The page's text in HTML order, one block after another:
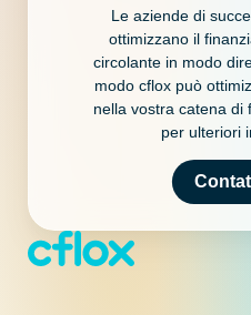
Le aziende di
ottimizzano il
circolante in modo
modo cflox può
nella vostra catena di
per ulteriori